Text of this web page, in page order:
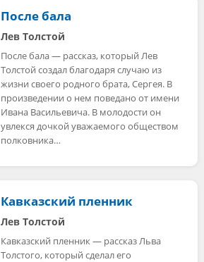
После бала
Лев Толстой
После бала — рассказ, который Лев
Толстой создал благодаря случаю из
жизни своего родного брата, Сергея. В
произведении о нем поведано от имени
Ивана Васильевича. В молодости он
увлекся дочкой уважаемого обществом
полковника…
Кавказский пленник
Лев Толстой
Кавказский пленник — рассказ Льва
Толстого, который сделал его